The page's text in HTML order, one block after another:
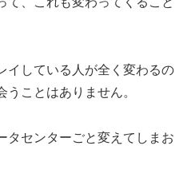
イしている人が全く変わるの
ことはありません。
タセンターごと変えてしまお